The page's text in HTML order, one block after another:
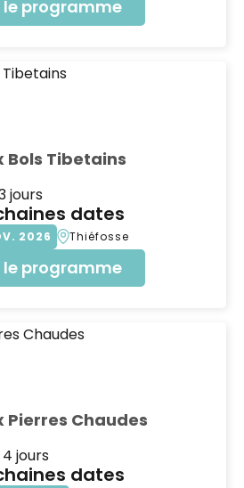
le programme
Bols Tibetains
jours
dates
2026 Thiéfosse
le programme
Pierres Chaudes
jours
dates